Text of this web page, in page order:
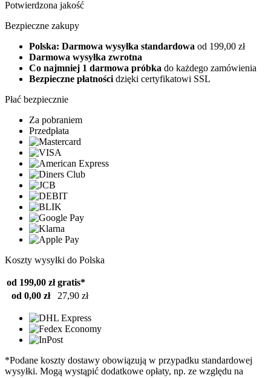
Potwierdzona jakość
Bezpieczne zakupy
Polska: Darmowa wysyłka standardowa od 199,00 zł
Darmowa wysyłka zwrotna
Co najmniej 1 darmowa próbka do każdego zamówienia
Bezpieczne płatności dzięki certyfikatowi SSL
Płać bezpiecznie
Za pobraniem
Przedpłata
Koszty wysyłki do Polska
od 199,00 zł gratis*
od 0,00 zł
27,90 zł
*Podane koszty dostawy obowiązują w przypadku standardowej
wysyłki. Mogą wystąpić dodatkowe opłaty, np. ze względu na